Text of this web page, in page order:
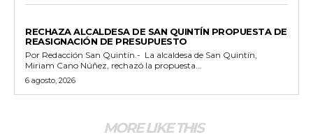
RECHAZA ALCALDESA DE SAN QUINTÍN PROPUESTA DE
REASIGNACIÓN DE PRESUPUESTO
Por Redacción San Quintín.- La alcaldesa de San Quintín,
Miriam Cano Núñez, rechazó la propuesta...
6 agosto, 2026
MORE LIKE THIS